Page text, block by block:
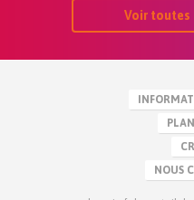
Voir toutes
NOUS